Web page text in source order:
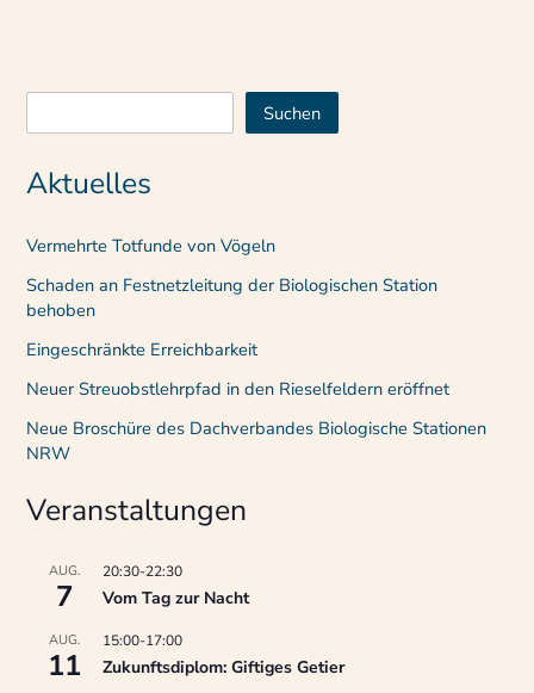
Suchen
Aktuelles
Vermehrte Totfunde von Vögeln
Schaden an Festnetzleitung der Biologischen Station
behoben
Eingeschränkte Erreichbarkeit
Neuer Streuobstlehrpfad in den Rieselfeldern eröffnet
Neue Broschüre des Dachverbandes Biologische Stationen
NRW
Veranstaltungen
AUG.
7
20:30-22:30
Vom Tag zur Nacht
AUG.
11
15:00-17:00
Zukunftsdiplom: Giftiges Getier